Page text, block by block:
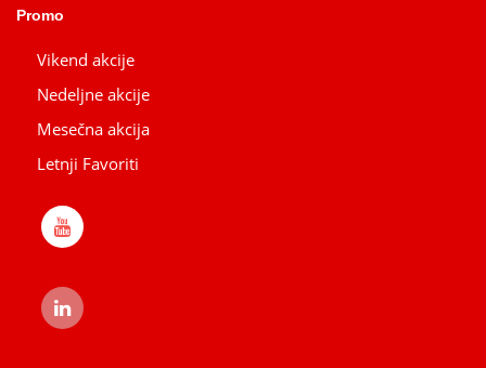
Promo
Vikend akcije
Nedeljne akcije
Mesečna akcija
Letnji Favoriti